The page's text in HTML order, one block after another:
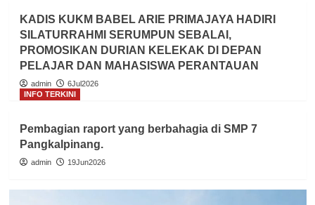
KADIS KUKM BABEL ARIE PRIMAJAYA HADIRI
SILATURRAHMI SERUMPUN SEBALAI,
PROMOSIKAN DURIAN KELEKAK DI DEPAN
PELAJAR DAN MAHASISWA PERANTAUAN
admin
6Jul2026
INFO TERKINI
Pembagian raport yang berbahagia di SMP 7
Pangkalpinang.
admin 19Jun2026